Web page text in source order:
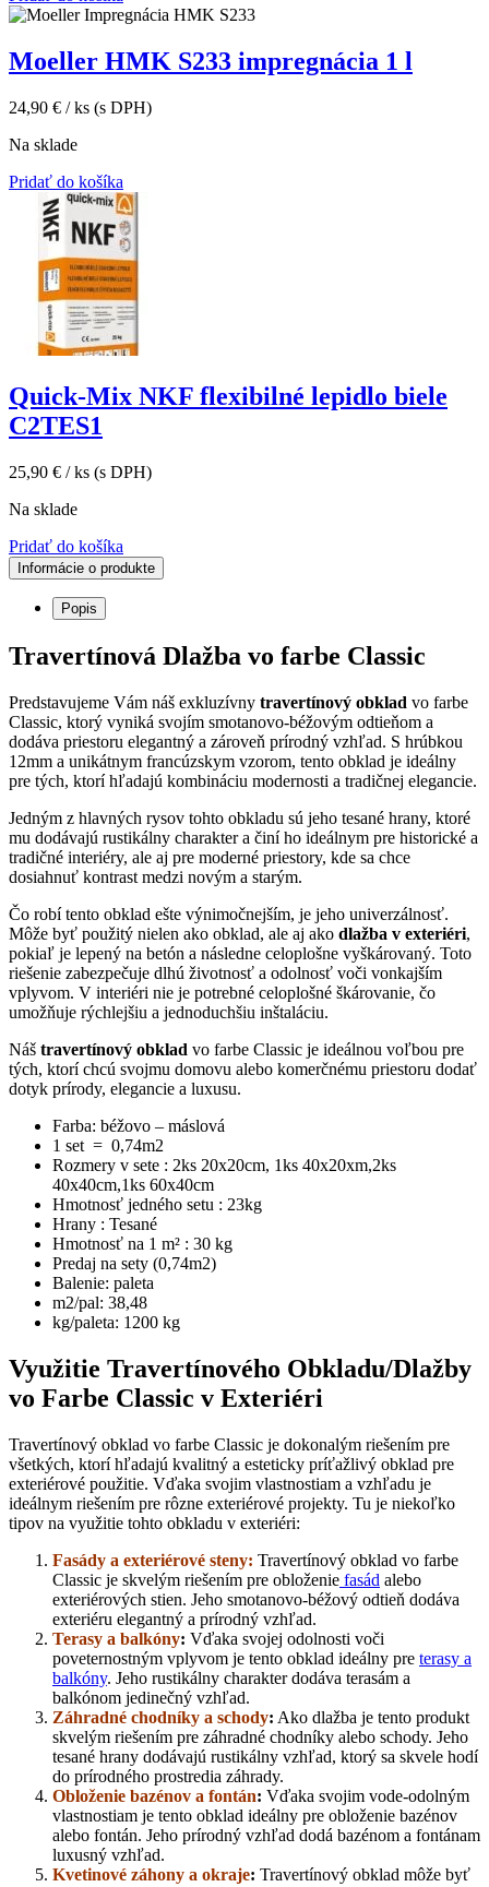
Moeller HMK S233 impregnácia 1 l
24,90 € / ks (s DPH)
Na sklade
Pridať do košíka
Quick-Mix NKF flexibilné lepidlo biele
C2TES1
25,90 € / ks (s DPH)
Na sklade
Pridať do košíka
Informácie o produkte
Popis
Travertínová Dlažba vo farbe Classic
Predstavujeme Vám náš exkluzívny travertínový obklad vo farbe
Classic, ktorý vyniká svojím smotanovo-béžovým odtieňom a
dodáva priestoru elegantný a zároveň prírodný vzhľad. S hrúbkou
12mm a unikátnym francúzskym vzorom, tento obklad je ideálny
pre tých, ktorí hľadajú kombináciu modernosti a tradičnej elegancie.
Jedným z hlavných rysov tohto obkladu sú jeho tesané hrany, ktoré
mu dodávajú rustikálny charakter a činí ho ideálnym pre historické a
tradičné interiéry, ale aj pre moderné priestory, kde sa chce
dosiahnuť kontrast medzi novým a starým.
Čo robí tento obklad ešte výnimočnejším, je jeho univerzálnosť.
Môže byť použitý nielen ako obklad, ale aj ako dlažba v exteriéri,
pokiaľ je lepený na betón a následne celoplošne vyškárovaný. Toto
riešenie zabezpečuje dlhú životnosť a odolnosť voči vonkajším
vplyvom. V interiéri nie je potrebné celoplošné škárovanie, čo
umožňuje rýchlejšiu a jednoduchšiu inštaláciu.
Náš travertínový obklad vo farbe Classic je ideálnou voľbou pre
tých, ktorí chcú svojmu domovu alebo komerčnému priestoru dodať
dotyk prírody, elegancie a luxusu.
Farba: béžovo – máslová
1 set = 0,74m2
Rozmery v sete : 2ks 20x20cm, 1ks 40x20xm,2ks
40x40cm,1ks 60x40cm
Hmotnosť jedného setu : 23kg
Hrany : Tesané
Hmotnosť na 1 m² : 30 kg
Predaj na sety (0,74m2)
Balenie: paleta
m2/pal: 38,48
kg/paleta: 1200 kg
Využitie Travertínového Obkladu/Dlažby
vo Farbe Classic v Exteriéri
Travertínový obklad vo farbe Classic je dokonalým riešením pre
všetkých, ktorí hľadajú kvalitný a esteticky príťažlivý obklad pre
exteriérové použitie. Vďaka svojim vlastnostiam a vzhľadu je
ideálnym riešením pre rôzne exteriérové projekty. Tu je niekoľko
tipov na využitie tohto obkladu v exteriéri:
Fasády a exteriérové steny: Travertínový obklad vo farbe
Classic je skvelým riešením pre obloženie fasád alebo
exteriérových stien. Jeho smotanovo-béžový odtieň dodáva
exteriéru elegantný a prírodný vzhľad.
Terasy a balkóny: Vďaka svojej odolnosti voči
poveternostným vplyvom je tento obklad ideálny pre terasy a
balkóny. Jeho rustikálny charakter dodáva terasám a
balkónom jedinečný vzhľad.
Záhradné chodníky a schody: Ako dlažba je tento produkt
skvelým riešením pre záhradné chodníky alebo schody. Jeho
tesané hrany dodávajú rustikálny vzhľad, ktorý sa skvele hodí
do prírodného prostredia záhrady.
Obloženie bazénov a fontán: Vďaka svojim vode-odolným
vlastnostiam je tento obklad ideálny pre obloženie bazénov
alebo fontán. Jeho prírodný vzhľad dodá bazénom a fontánam
luxusný vzhľad.
Kvetinové záhony a okraje: Travertínový obklad môže byť